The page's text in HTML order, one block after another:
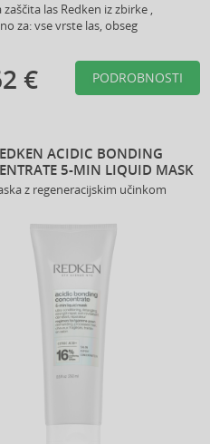
las Redken iz zbirke ,
za: vse vrste las, obseg
€ PODROBNOSTI
ACIDIC BONDING
5-MIN LIQUID MASK
z regeneracijskim učinkom